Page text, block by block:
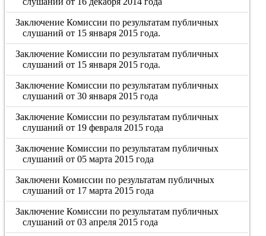
Заключение Комиссии по результатам публичных
слушаний от 15 января 2015 года.
Заключение Комиссии по результатам публичных
слушаний от 15 января 2015 года.
Заключение Комиссии по результатам публичных
слушаний от 30 января 2015 года
Заключение Комиссии по результатам публичных
слушаний от 19 февраля 2015 года
Заключение Комиссии по результатам публичных
слушаний от 05 марта 2015 года
Заключени Комиссии по результатам публичных
слушаний от 17 марта 2015 года
Заключение Комиссии по результатам публичных
слушаний от 03 апреля 2015 года